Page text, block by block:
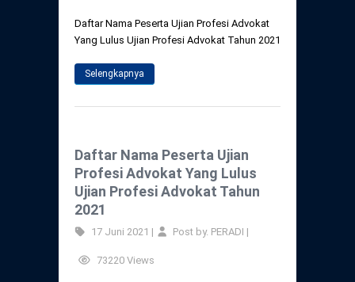
Daftar Nama Peserta Ujian Profesi Advokat
Yang Lulus Ujian Profesi Advokat Tahun 2021
Selengkapnya
Daftar Nama Peserta Ujian
Profesi Advokat Yang Lulus
Ujian Profesi Advokat Tahun
2021
17 Juni 2021 | Post by. PERADI |
73220 Views